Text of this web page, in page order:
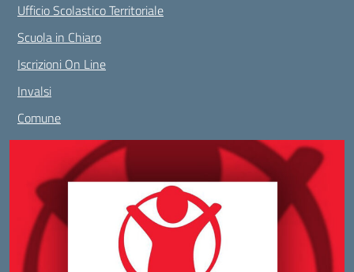
Ufficio Scolastico Territoriale
Scuola in Chiaro
Iscrizioni On Line
Invalsi
Comune